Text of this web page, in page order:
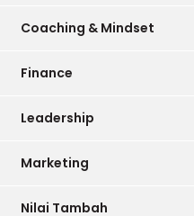
Coaching & Mindset
Finance
Leadership
Marketing
Nilai Tambah